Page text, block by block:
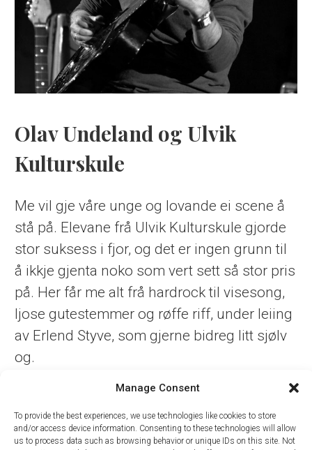
Manage Consent
To provide the best experiences, we use technologies like cookies to store
and/or access device information. Consenting to these technologies will allow
us to process data such as browsing behavior or unique IDs on this site. Not
Olav Undeland og Ulvik
Kulturskule
Me vil gje våre unge og lovande ei scene å
stå på. Elevane frå Ulvik Kulturskule gjorde
stor suksess i fjor, og det er ingen grunn til
å ikkje gjenta noko som vert sett så stor pris
på. Her får me alt frå hardrock til visesong,
ljose gutestemmer og røffe riff, under leiing
av Erlend Styve, som gjerne bidreg litt sjølv
og.
Olav, Ulvik sin eigen bluesartist, fødd og
oppvaksen i fruktbygda, busett på Voss. Eit
fast og kjærkome innslag på programmet i